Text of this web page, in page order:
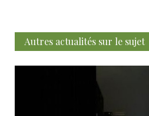
Autres actualités sur le sujet